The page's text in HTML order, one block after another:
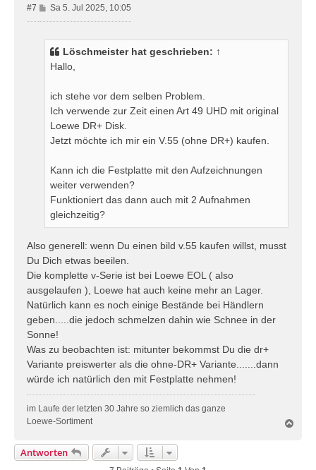
#7
B
e
a
Sa 5. Jul 2025, 10:05
Löschmeisterhat geschrieben: ↑
Hallo,
ich stehe vor dem selben Problem.
Ich verwende zur Zeit einen Art 49 UHD mit original
Loewe DR+ Disk.
Jetzt möchte ich mir ein V.55 (ohne DR+) kaufen.
Kann ich die Festplatte mit den Aufzeichnungen
weiter verwenden?
Funktioniert das dann auch mit 2 Aufnahmen
gleichzeitig?
Also generell: wenn Du einen bild v.55 kaufen willst, musst
Du Dich etwas beeilen.
Die komplette v-Serie ist bei Loewe EOL ( also
ausgelaufen ), Loewe hat auch keine mehr an Lager.
Natürlich kann es noch einige Bestände bei Händlern
geben.....die jedoch schmelzen dahin wie Schnee in der
Sonne!
Was zu beobachten ist: mitunter bekommst Du die dr+
Variante preiswerter als die ohne-DR+ Variante.......dann
würde ich natürlich den mit Festplatte nehmen!
im Laufe der letzten 30 Jahre so ziemlich das ganze
Loewe-Sortiment
Antworten